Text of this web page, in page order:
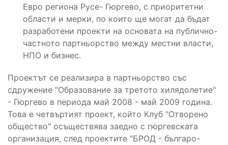
Евро региона Русе- Гюргево, с приоритетни
области и мерки, по които ще могат да бъдат
разработени проекти на основата на публично-
частното партньорство между местни власти,
НПО и бизнес.
Проектът се реализира в партньорство със
сдружение "Образование за третото хилядолетие"
- Гюргево в периода май 2008 - май 2009 година.
Това е четвъртият проект, който Клуб "Отворено
общество" осъществява заедно с гюргевската
организация, след проектите "БРОД - българо-